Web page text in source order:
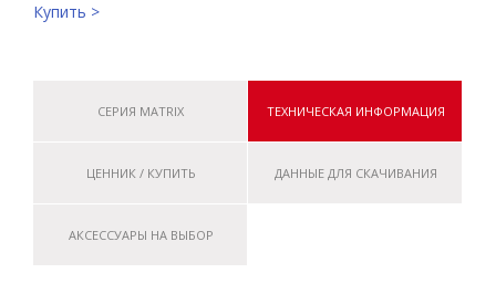
Купить >
СЕРИЯ MATRIX ТЕХНИЧЕСКАЯ ИНФОРМАЦИЯ
ЦЕННИК / КУПИТЬ ДАННЫЕ ДЛЯ СКАЧИВАНИЯ
АКСЕССУАРЫ НА ВЫБОР